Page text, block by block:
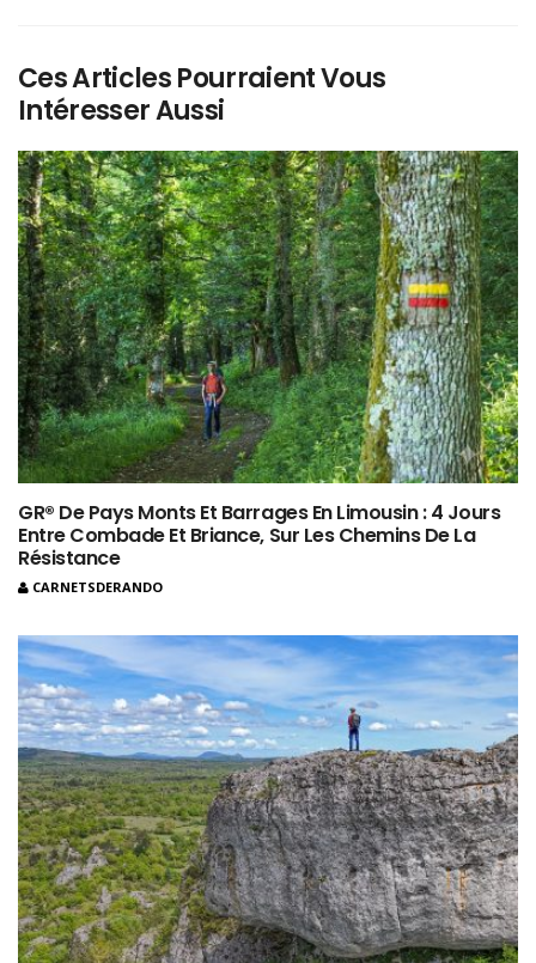
Ces Articles Pourraient Vous
Intéresser Aussi
GR® De Pays Monts Et Barrages En Limousin : 4 Jours
Entre Combade Et Briance, Sur Les Chemins De La
Résistance
CARNETSDERANDO